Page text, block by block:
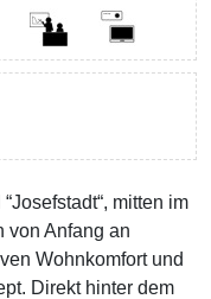
mitten im
von Anfang an
Wohnkomfort und
Direkt hinter dem